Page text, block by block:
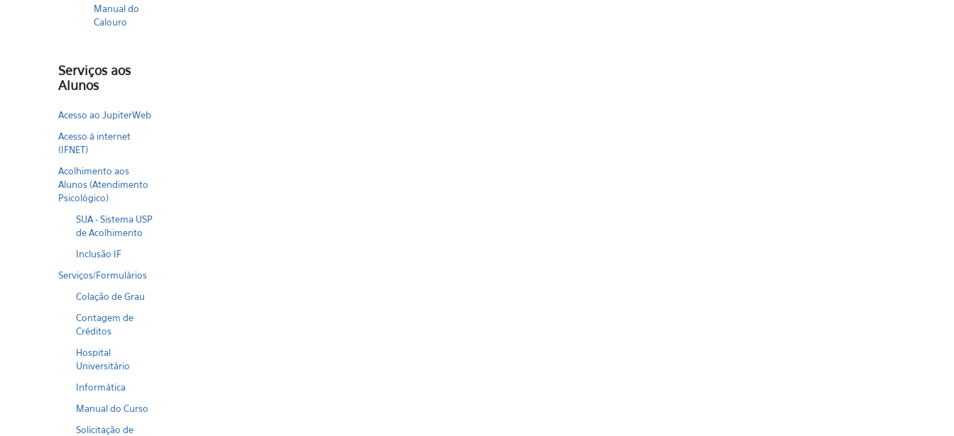
Manual do
Calouro
Serviços aos
Alunos
Acesso ao JupiterWeb
Acesso à internet
(IFNET)
Acolhimento aos
Alunos (Atendimento
Psicológico)
SUA - Sistema USP
de Acolhimento
Inclusão IF
Serviços/Formulários
Colação de Grau
Contagem de
Créditos
Hospital
Universitário
Informática
Manual do Curso
Solicitação de